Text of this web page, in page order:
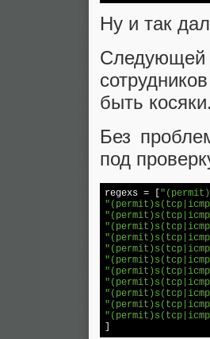
Ну и так
быть
Без
под
regexs = [
]